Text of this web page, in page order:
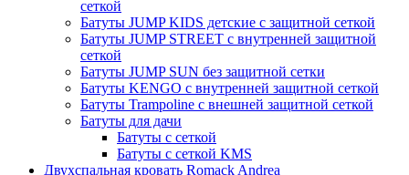
сеткой
Батуты JUMP KIDS детские с защитной сеткой
Батуты JUMP STREET с внутренней защитной
сеткой
Батуты JUMP SUN без защитной сетки
Батуты KENGO с внутренней защитной сеткой
Батуты Trampoline с внешней защитной сеткой
Батуты для дачи
Батуты с сеткой
Батуты с сеткой KMS
Двухспальная кровать Romack Andrea